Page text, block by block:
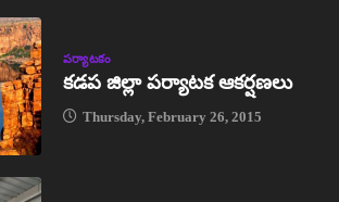
పర్యాటకం
కడప జిల్లా పర్యాటక ఆకర్షణలు
Thursday, February 26, 2015